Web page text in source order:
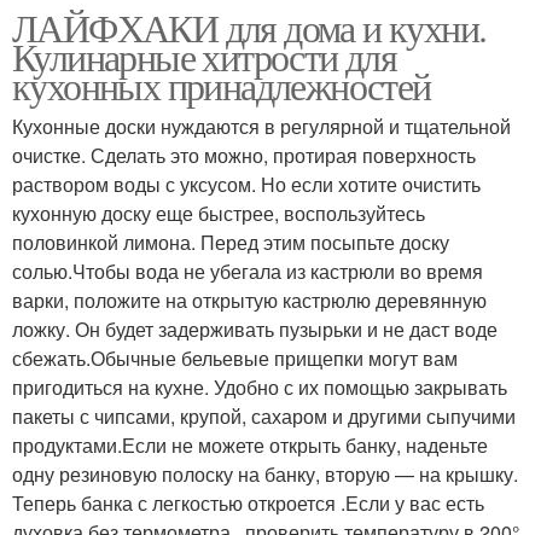
ЛАЙФХАКИ для дома и кухни.
Кулинарные хитрости для
кухонных принадлежностей
Кухонные доски нуждаются в регулярной и тщательной
очистке. Сделать это можно, протирая поверхность
раствором воды с уксусом. Но если хотите очистить
кухонную доску еще быстрее, воспользуйтесь
половинкой лимона. Перед этим посыпьте доску
солью.Чтобы вода не убегала из кастрюли во время
варки, положите на открытую кастрюлю деревянную
ложку. Он будет задерживать пузырьки и не даст воде
сбежать.Обычные бельевые прищепки могут вам
пригодиться на кухне. Удобно с их помощью закрывать
пакеты с чипсами, крупой, сахаром и другими сыпучими
продуктами.Если не можете открыть банку, наденьте
одну резиновую полоску на банку, вторую — на крышку.
Теперь банка с легкостью откроется .Если у вас есть